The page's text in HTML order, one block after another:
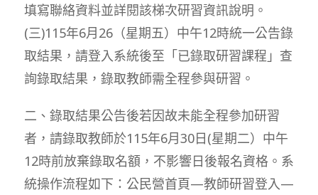
填寫聯絡資料並詳閱該梯次研習資訊說明。
(三)115年6月26（星期五）中午12時統一公告錄
取結果，請登入系統後至「已錄取研習課程」查
詢錄取結果，錄取教師需全程參與研習。
二、錄取結果公告後若因故未能全程參加研習
者，請錄取教師於115年6月30日(星期二）中午
12時前放棄錄取名額，不影響日後報名資格。系
統操作流程如下：公民營首頁—教師研習登入—